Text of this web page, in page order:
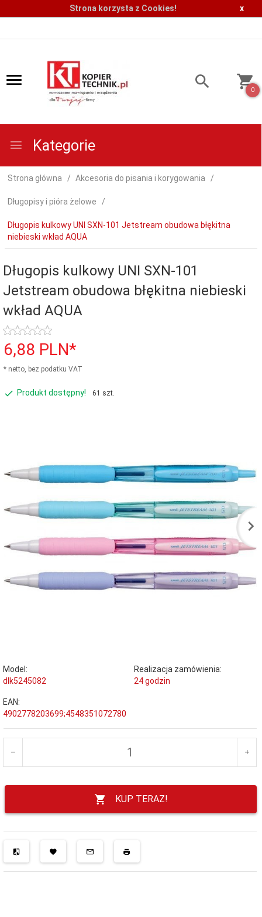
Strona korzysta z Cookies! x
0
Kategorie
Strona główna Akcesoria do pisania i korygowania
Długopisy i pióra żelowe
Długopis kulkowy UNI SXN-101 Jetstream obudowa błękitna
niebieski wkład AQUA
Długopis kulkowy UNI SXN-101
Jetstream obudowa błękitna niebieski
wkład AQUA
6,88 PLN*
* netto, bez podatku VAT
Produkt dostępny! 61 szt.
Model:
dlk5245082
Realizacja zamówienia:
24 godzin
EAN:
4902778203699;4548351072780
KUP TERAZ!